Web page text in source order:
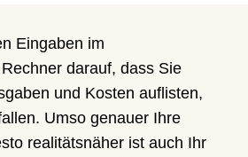
Eingaben im
darauf, dass Sie
und Kosten auflisten,
Umso genauer Ihre
realitätsnäher ist auch Ihr